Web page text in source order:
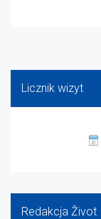
Licznik wizyt
Redakcja Život